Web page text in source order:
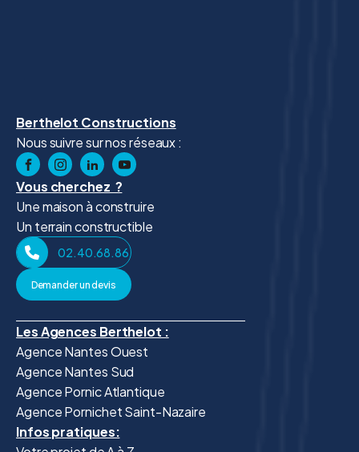
Berthelot Constructions
Nous suivre sur nos réseaux :
Vous cherchez ?
Une maison à construire
Un terrain constructible
02.40.68.86.41
Demander un devis
Les Agences Berthelot :
Agence Nantes Ouest
Agence Nantes Sud
Agence Pornic Atlantique
Agence Pornichet Saint-Nazaire
Infos pratiques: